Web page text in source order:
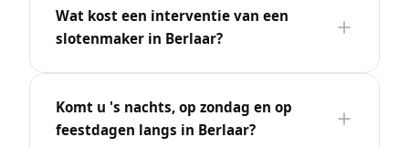
Wat kost een interventie van een
slotenmaker in Berlaar?
Komt u 's nachts, op zondag en op
feestdagen langs in Berlaar?